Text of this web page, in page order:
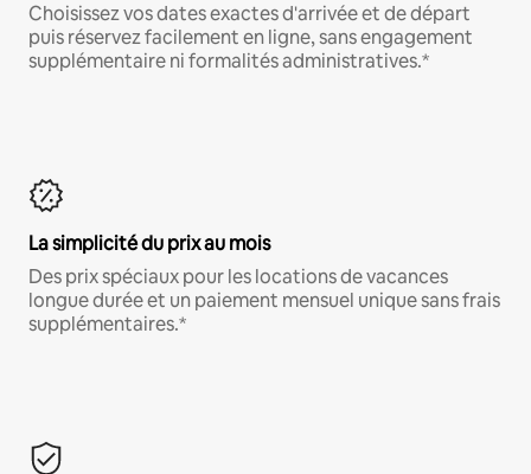
Choisissez vos dates exactes d'arrivée et de départ
puis réservez facilement en ligne, sans engagement
supplémentaire ni formalités administratives.*
La simplicité du prix au mois
Des prix spéciaux pour les locations de vacances
longue durée et un paiement mensuel unique sans frais
supplémentaires.*